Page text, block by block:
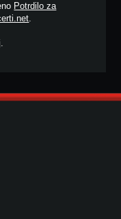
Potrdilo za
.
.